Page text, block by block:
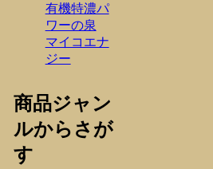
有機特濃パ
ワーの泉
マイコエナ
ジー
商品ジャン
ルからさが
す